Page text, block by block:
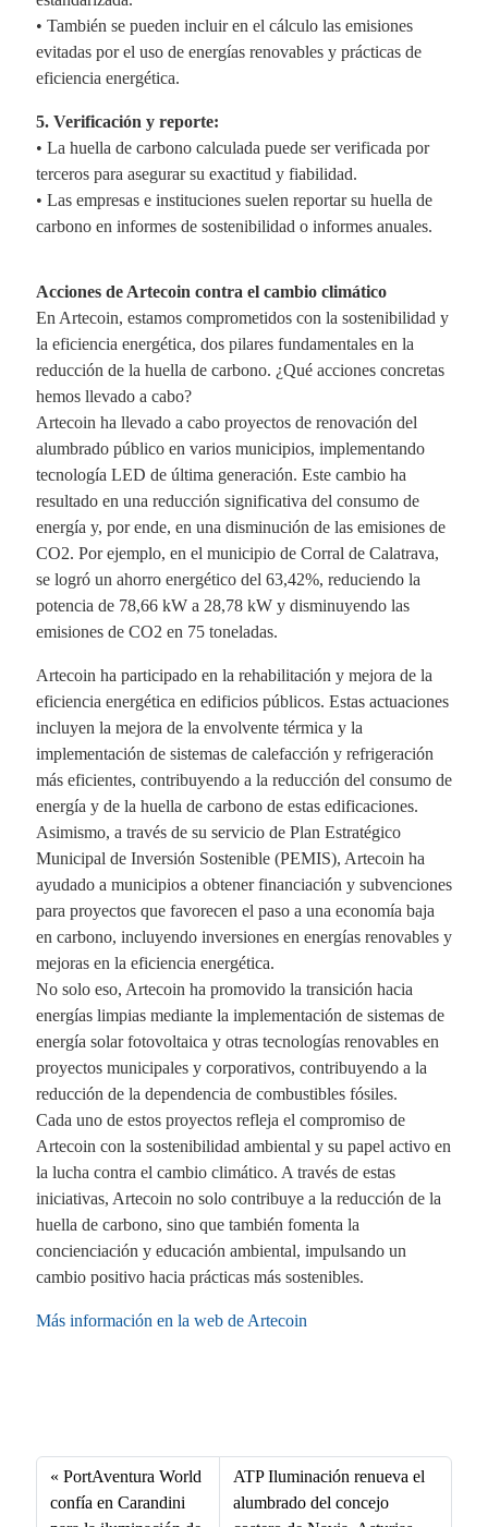
• También se pueden incluir en el cálculo las emisiones
evitadas por el uso de energías renovables y prácticas de
eficiencia energética.
5. Verificación y reporte:
• La huella de carbono calculada puede ser verificada por
terceros para asegurar su exactitud y fiabilidad.
• Las empresas e instituciones suelen reportar su huella de
carbono en informes de sostenibilidad o informes anuales.
Acciones de Artecoin contra el cambio climático
En Artecoin, estamos comprometidos con la sostenibilidad y
la eficiencia energética, dos pilares fundamentales en la
reducción de la huella de carbono. ¿Qué acciones concretas
hemos llevado a cabo?
Artecoin ha llevado a cabo proyectos de renovación del
alumbrado público en varios municipios, implementando
tecnología LED de última generación. Este cambio ha
resultado en una reducción significativa del consumo de
energía y, por ende, en una disminución de las emisiones de
CO2. Por ejemplo, en el municipio de Corral de Calatrava,
se logró un ahorro energético del 63,42%, reduciendo la
potencia de 78,66 kW a 28,78 kW y disminuyendo las
emisiones de CO2 en 75 toneladas.
Artecoin ha participado en la rehabilitación y mejora de la
eficiencia energética en edificios públicos. Estas actuaciones
incluyen la mejora de la envolvente térmica y la
implementación de sistemas de calefacción y refrigeración
más eficientes, contribuyendo a la reducción del consumo de
energía y de la huella de carbono de estas edificaciones.
Asimismo, a través de su servicio de Plan Estratégico
Municipal de Inversión Sostenible (PEMIS), Artecoin ha
ayudado a municipios a obtener financiación y subvenciones
para proyectos que favorecen el paso a una economía baja
en carbono, incluyendo inversiones en energías renovables y
mejoras en la eficiencia energética.
No solo eso, Artecoin ha promovido la transición hacia
energías limpias mediante la implementación de sistemas de
energía solar fotovoltaica y otras tecnologías renovables en
proyectos municipales y corporativos, contribuyendo a la
reducción de la dependencia de combustibles fósiles.
Cada uno de estos proyectos refleja el compromiso de
Artecoin con la sostenibilidad ambiental y su papel activo en
la lucha contra el cambio climático. A través de estas
iniciativas, Artecoin no solo contribuye a la reducción de la
huella de carbono, sino que también fomenta la
concienciación y educación ambiental, impulsando un
cambio positivo hacia prácticas más sostenibles.
Más información en la web de Artecoin
bo
ok
ed
In
ail ts
A
PortAventura World
confía en Carandini
ATP Iluminación renueva el
alumbrado del concejo